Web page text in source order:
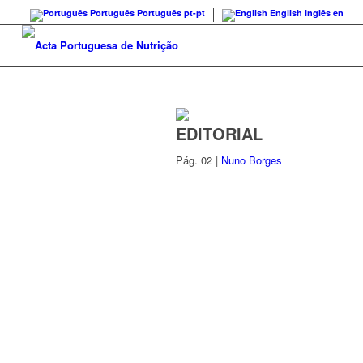
Português Português pt-pt English Inglês en
EDITORIAL
Pág. 02 | Nuno Borges